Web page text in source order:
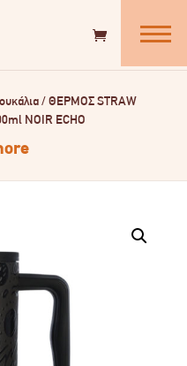
/ΘΕΡΜΟΣ STRAW
NOIR ECHO